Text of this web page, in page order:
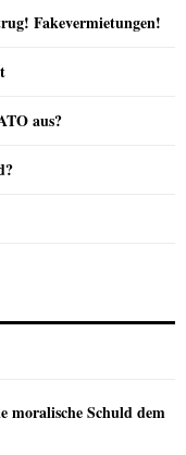
Fakevermietungen!
aus?
moralische Schuld dem